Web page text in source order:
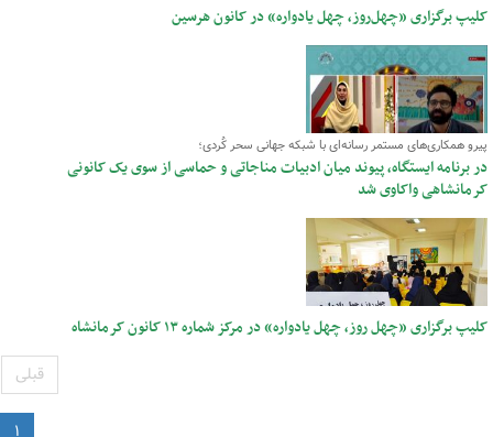
کلیپ برگزاری «چهل‌روز، چهل یادواره» در کانون هرسین
پیرو همکاری‌های مستمر رسانه‌ای با شبکه جهانی سحر کُردی؛
در برنامه ایستگاه، پیوند میان ادبیات مناجاتی و حماسی از سوی یک کانونی
کرمانشاهی واکاوی شد
کلیپ برگزاری «چهل روز، چهل یادواره» در مرکز شماره ۱۳ کانون کرمانشاه
قبلی
۱